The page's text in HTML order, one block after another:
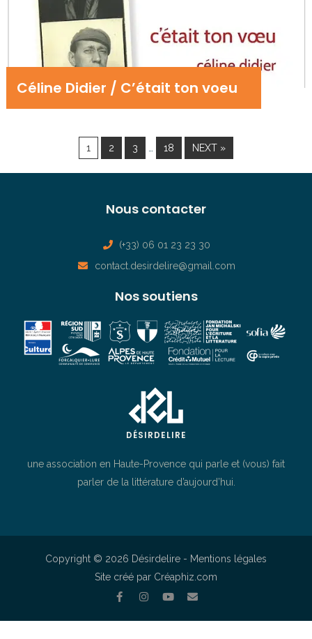
Céline Didier / C’était ton voeu
1 2 3 18 NEXT »
DÉSIRDELIRE
une association en Haute-Provence qui parle et (vous) fait
parler de la littérature d’aujourd’hui.
Nos soutiens
Nous contacter
(+33) 06 01 23 23 30
contact.desirdelire@gmail.com
Copyright © 2026 Désirdelire - Mentions légales
Site créé par Créaphiz.com